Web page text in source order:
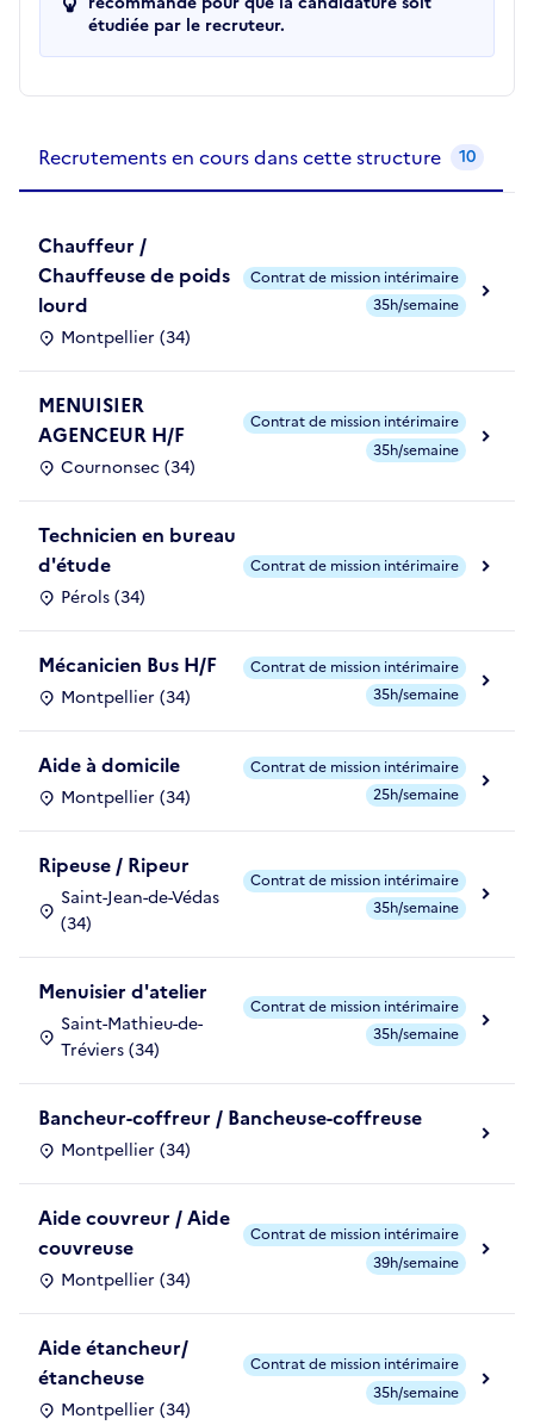
étudiée par le recruteur.
Recrutements en cours dans cette structure 10
Chauffeur /
Chauffeuse de poids
lourd
Montpellier (34)
Contrat de mission intérimaire
35h/semaine
MENUISIER
AGENCEUR H/F
Cournonsec (34)
Contrat de mission intérimaire
35h/semaine
Technicien en bureau
d'étude
Pérols (34)
Contrat de mission intérimaire
Mécanicien Bus H/F
Montpellier (34)
Contrat de mission intérimaire
35h/semaine
Aide à domicile
Montpellier (34)
Contrat de mission intérimaire
25h/semaine
Ripeuse / Ripeur
Saint-Jean-de-Védas
(34)
Contrat de mission intérimaire
35h/semaine
Menuisier d'atelier
Saint-Mathieu-de-
Tréviers (34)
Contrat de mission intérimaire
35h/semaine
Bancheur-coffreur / Bancheuse-coffreuse
Montpellier (34)
Aide couvreur / Aide
couvreuse
Montpellier (34)
Contrat de mission intérimaire
39h/semaine
Aide étancheur/
étancheuse
Montpellier (34)
Contrat de mission intérimaire
35h/semaine